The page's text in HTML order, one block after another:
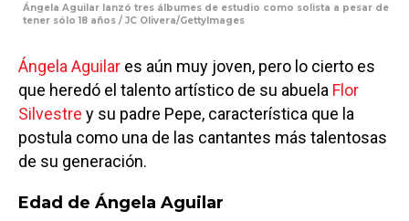
Ángela Aguilar lanzó tres álbumes de estudio como solista a pesar de
tener sólo 18 años / JC Olivera/GettyImages
Ángela Aguilar es aún muy joven, pero lo cierto es
que heredó el talento artístico de su abuela Flor
Silvestre y su padre Pepe, característica que la
postula como una de las cantantes más talentosas
de su generación.
Edad de Ángela Aguilar